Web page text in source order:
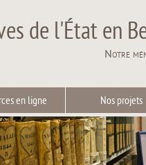
de l'État en
Notre
en ligne Nos projets